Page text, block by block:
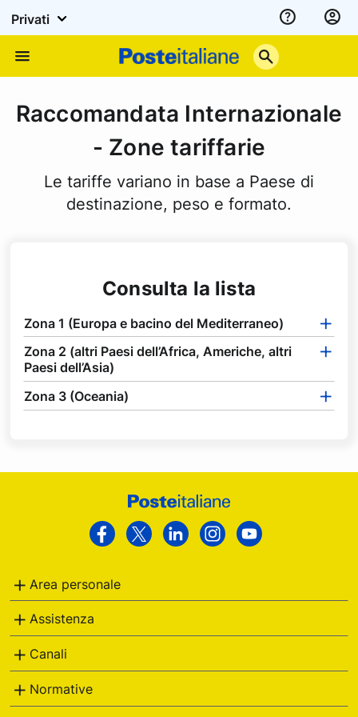
Privati
Assistenza
Italiane
Raccomandata Internazionale
- Zone tariffarie
Le tariffe variano in base a Paese di
destinazione, peso e formato.
Consulta la lista
Zona 1 (Europa e bacino del Mediterraneo)
Zona 2 (altri Paesi dell’Africa, Americhe, altri
Paesi dell’Asia)
Zona 3 (Oceania)
Facebook
Twitter LinkedinInstagram
Area personale
Assistenza
Canali
Normative